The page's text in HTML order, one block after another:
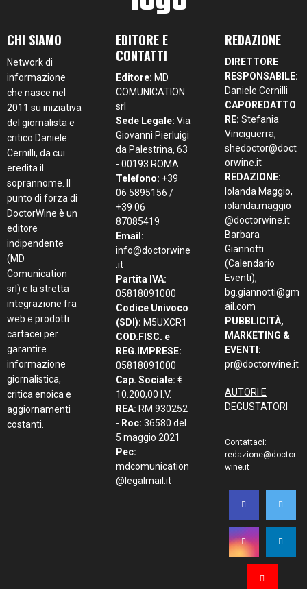
CHI SIAMO
Network di
informazione
che nasce nel
2011 su iniziativa
del giornalista e
critico Daniele
Cernilli, da cui
eredita il
soprannome. Il
punto di forza di
DoctorWine è un
editore
indipendente
(MD
Comunication
srl) e la stretta
integrazione fra
web e prodotti
cartacei per
garantire
informazione
giornalistica,
critica enoica e
aggiornamenti
costanti.
EDITORE E
CONTATTI
Editore: MD
COMUNICATION
srl
Sede Legale: Via
Giovanni Pierluigi
da Palestrina, 63
- 00193 ROMA
Telefono: +39
06 5895156 /
+39 06
87085419
Email:
info@doctorwine
.it
Partita IVA:
05818091000
Codice Univoco
(SDI): M5UXCR1
COD.FISC. e
REG.IMPRESE:
05818091000
Cap. Sociale: €.
10.200,00 I.V.
REA: RM 930252
- Roc: 36580 del
5 maggio 2021
Pec:
mdcomunication
@legalmail.it
REDAZIONE
DIRETTORE
RESPONSABILE:
Daniele Cernilli
CAPOREDATTO
RE: Stefania
Vinciguerra,
shedoctor@doct
orwine.it
REDAZIONE:
Iolanda Maggio,
iolanda.maggio
@doctorwine.it
Barbara
Giannotti
(Calendario
Eventi),
bg.giannotti@gm
ail.com
PUBBLICITÀ,
MARKETING &
EVENTI:
pr@doctorwine.it
AUTORI E
DEGUSTATORI
Contattaci:
redazione@doctor
wine.it